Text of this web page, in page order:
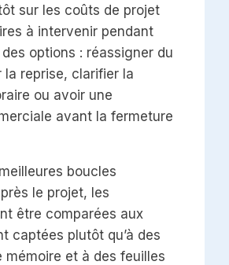
sur les coûts de projet
à intervenir pendant
options : réassigner du
reprise, clarifier la
ou avoir une
avant la fermeture
boucles
le projet, les
être comparées aux
captées plutôt qu’à des
et à des feuilles